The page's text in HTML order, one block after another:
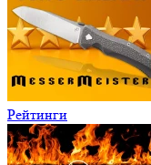
Рейтинги